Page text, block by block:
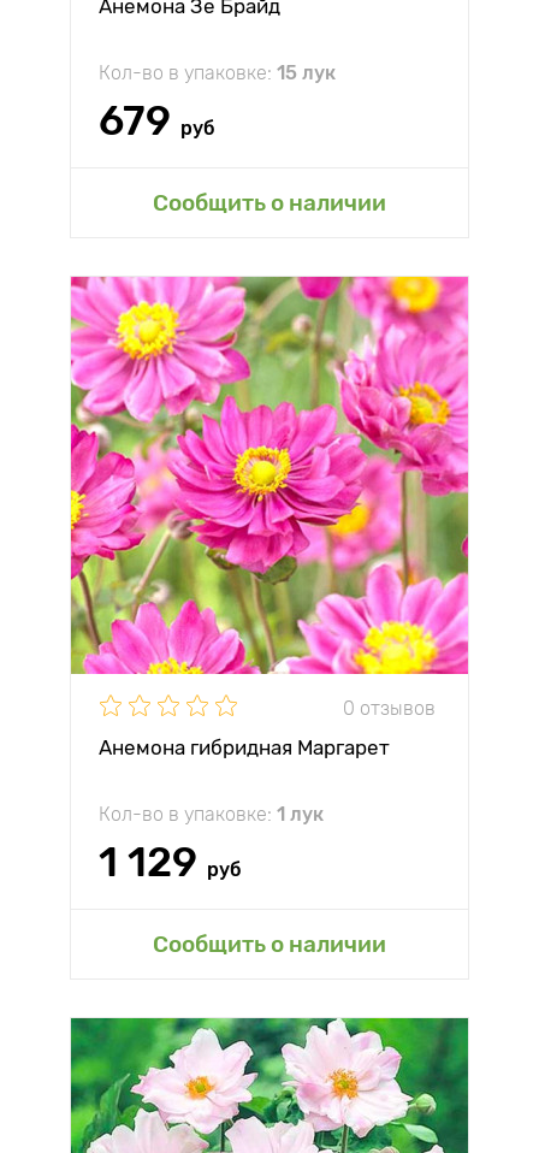
Анемона Зе Брайд
Кол-во в упаковке: 15 лук
679 руб
Сообщить о наличии
0 отзывов
Анемона гибридная Маргарет
Кол-во в упаковке: 1 лук
1 129 руб
Сообщить о наличии